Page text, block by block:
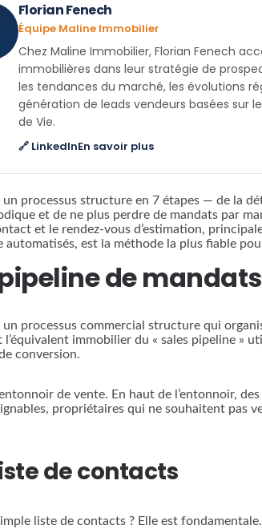
Florian Fenech
Équipe Maline Immobilier
Chez Maline Immobilier, Florian Fenech
immobilières dans leur stratégie de
les tendances du marché, les évolutions
génération de leads vendeurs basées sur
de Vie.
🔗 LinkedInEn savoir plus
un processus structure en 7 étapes — de la
et de ne plus perdre de mandats par
et le rendez-vous d’estimation,
automatisés, est la méthode la plus fiable
de
un processus commercial structure qui
immobilier du « sales pipeline
conversion.
de vente. En haut de l’entonnoir,
propriétaires qui ne souhaitent pas
de contacts
liste de contacts ? Elle est